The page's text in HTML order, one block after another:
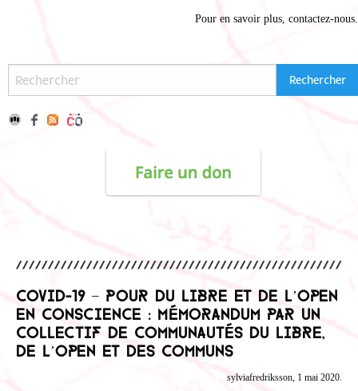
Pour en savoir plus, contactez-nous
Covid-19 – Pour du libre et de l’open
en conscience : Mémorandum par un
collectif de communautés du libre,
de l’open et des communs
sylviafredriksson, 1 mai 2020.